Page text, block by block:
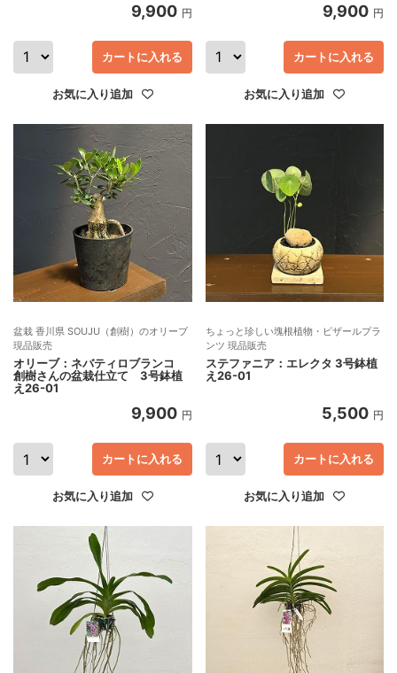
9,900 円
カートに入れる
お気に入り追加
9,900 円
カートに入れる
お気に入り追加
盆栽 香川県 SOUJU（創樹）のオリーブ
現品販売
オリーブ：ネバティロブランコ
創樹さんの盆栽仕立て 3号鉢植
え26-01
9,900 円
カートに入れる
お気に入り追加
ちょっと珍しい塊根植物・ビザールプラ
ンツ 現品販売
ステファニア：エレクタ 3号鉢植
え26-01
5,500 円
カートに入れる
お気に入り追加